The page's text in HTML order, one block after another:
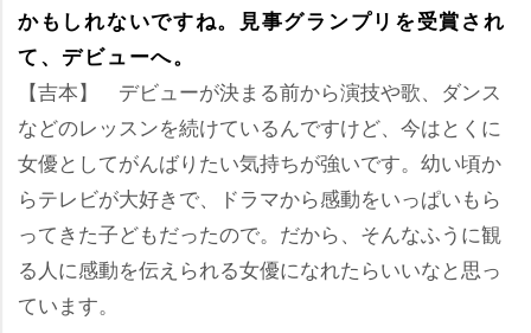
かもしれないですね。見事グランプリを受賞され
て、デビューへ。
【吉本】 デビューが決まる前から演技や歌、ダンス
などのレッスンを続けているんですけど、今はとくに
女優としてがんばりたい気持ちが強いです。幼い頃か
らテレビが大好きで、ドラマから感動をいっぱいもら
ってきた子どもだったので。だから、そんなふうに観
る人に感動を伝えられる女優になれたらいいなと思っ
ています。